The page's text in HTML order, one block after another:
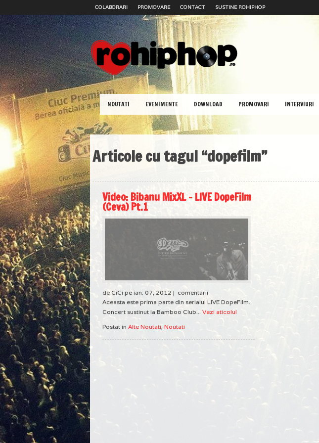
COLABORARI PROMOVARE CONTACT SUSTINE ROHIPHOP
NOUTATI EVENIMENTE DOWNLOAD PROMOVARI INTERVIURI
Articole cu tagul “dopefilm”
Video: Bibanu MixXL – LIVE DopeFilm
(Ceva) Pt.1
de CiCi pe ian. 07, 2012 | comentarii
Aceasta este prima parte din serialul LIVE DopeFilm.
Concert sustinut la Bamboo Club... Vezi aticolul
Postat in Alte Noutati, Noutati